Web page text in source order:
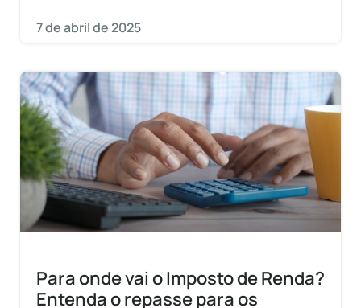
7 de abril de 2025
Para onde vai o Imposto de Renda?
Entenda o repasse para os